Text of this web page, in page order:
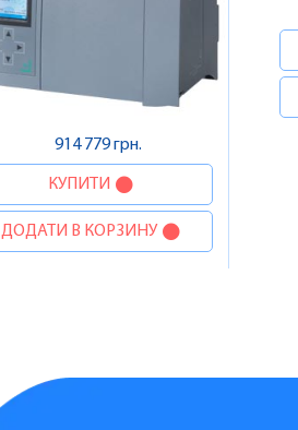
914 779 грн.
КУПИТИ
ДОДАТИ В КОРЗИНУ